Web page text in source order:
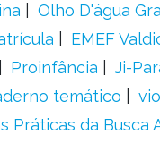
Olho D'água
EMEF
Proinfância Ji-
temático
Práticas da Busca